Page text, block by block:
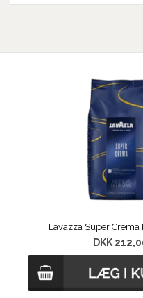
Lavazza Super Crema
DKK